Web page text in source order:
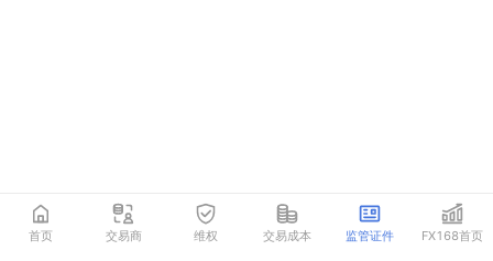
首页 交易商 维权 交易成本 监管证件 FX168首页